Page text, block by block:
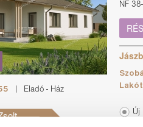
Eladó - Ház
NF
Új